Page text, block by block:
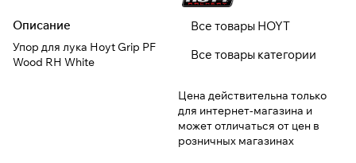
Описание
Упор для лука Hoyt Grip PF
Wood RH White
Все товары HOYT
Все товары категории
Цена действительна только
для интернет-магазина и
может отличаться от цен в
розничных магазинах
выберите метод оплатыПЛАЙТ
Оплачивайте сегодня только25%
картой любого банка